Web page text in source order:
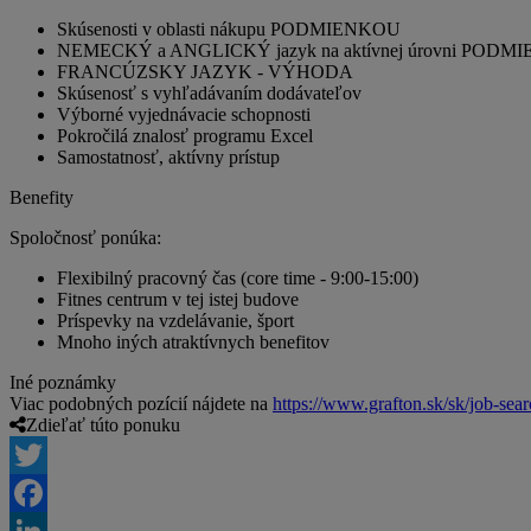
Skúsenosti v oblasti nákupu PODMIENKOU
NEMECKÝ a ANGLICKÝ jazyk na aktívnej úrovni
FRANCÚZSKY JAZYK - VÝHODA
Skúsenosť s vyhľadávaním dodávateľov
Výborné vyjednávacie schopnosti
Pokročilá znalosť programu Excel
Samostatnosť, aktívny prístup
Benefity
Spoločnosť ponúka:
Flexibilný pracovný čas (core time - 9:00-15:00)
Fitnes centrum v tej istej budove
Príspevky na vzdelávanie, šport
Mnoho iných atraktívnych benefitov
Iné poznámky
Viac podobných pozícií nájdete na https://www.grafton.sk/sk/job-
Zdieľať túto ponuku
Twitter